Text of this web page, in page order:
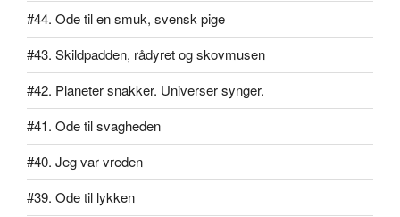
#44. Ode til en smuk, svensk pige
#43. Skildpadden, rådyret og skovmusen
#42. Planeter snakker. Universer synger.
#41. Ode til svagheden
#40. Jeg var vreden
#39. Ode til lykken